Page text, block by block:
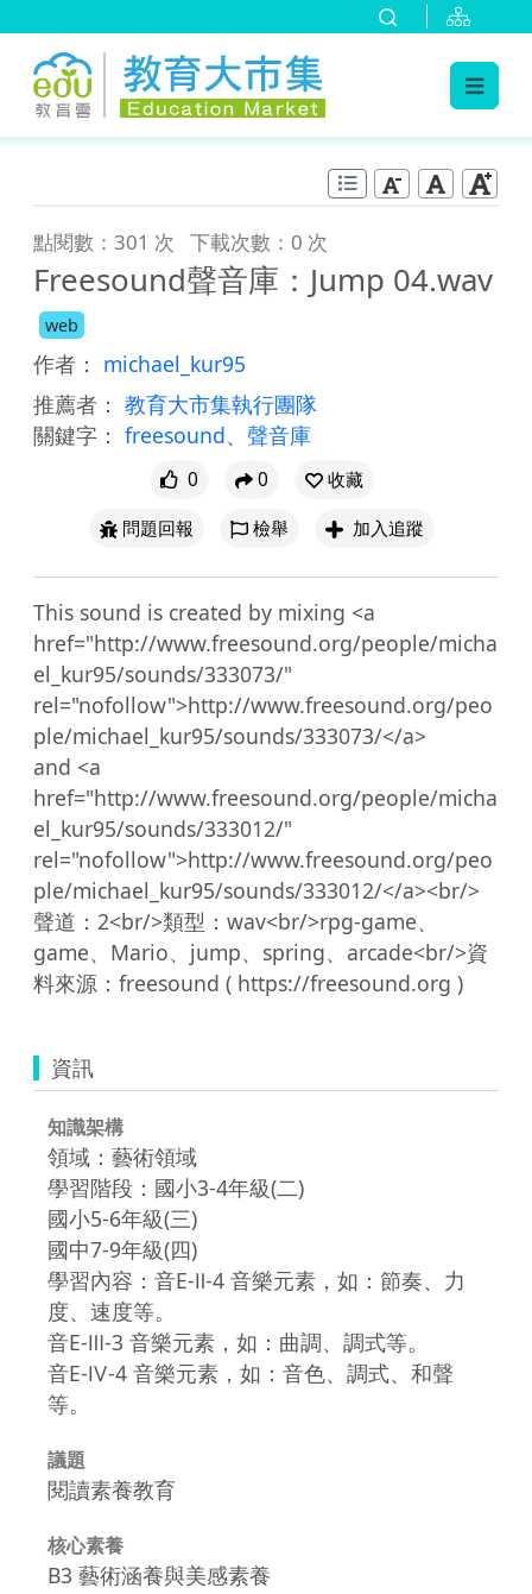
點閱數：301 次 下載次數：0 次
Freesound聲音庫：Jump 04.wav
web
作者： michael_kur95
推薦者： 教育大市集執行團隊
關鍵字： freesound、 聲音庫
0 0
收藏
問題回報
檢舉 加入追蹤
This sound is created by mixing <a
href="http://www.freesound.org/people/micha
el_kur95/sounds/333073/"
rel="nofollow">http://www.freesound.org/peo
ple/michael_kur95/sounds/333073/</a>
and <a
href="http://www.freesound.org/people/micha
el_kur95/sounds/333012/"
rel="nofollow">http://www.freesound.org/peo
ple/michael_kur95/sounds/333012/</a><br/>
聲道：2<br/>類型：wav<br/>rpg-game、
game、Mario、jump、spring、arcade<br/>資
資訊
知識架構
領域：藝術領域
學習階段：國小3-4年級(二)
國小5-6年級(三)
國中7-9年級(四)
學習內容：音E-Ⅱ-4 音樂元素，如：節奏、力
度、速度等。
音E-Ⅲ-3 音樂元素，如：曲調、調式等。
音E-Ⅳ-4 音樂元素，如：音色、調式、和聲
等。
議題
閱讀素養教育
核心素養
B3 藝術涵養與美感素養